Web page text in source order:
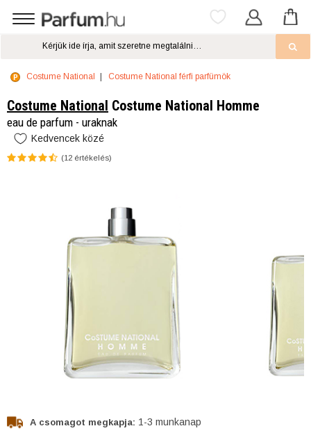
Costume National Costume National férfi parfümök
Costume National Costume National Homme
eau de parfum - uraknak
Kedvencek közé
(12 értékelés)
A csomagot megkapja: 1-3 munkanap